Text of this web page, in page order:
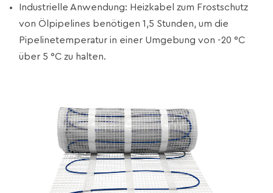
Industrielle Anwendung: Heizkabel zum Frostschutz
von Ölpipelines benötigen 1,5 Stunden, um die
Pipelinetemperatur in einer Umgebung von -20 °C
über 5 °C zu halten.